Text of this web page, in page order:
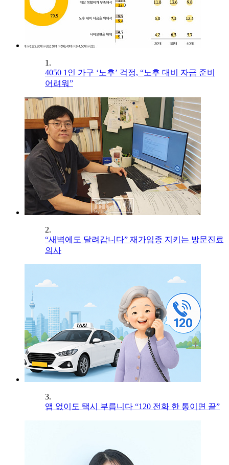
1.
4050 1인 가구 ‘노후’ 걱정, “노후 대비 자금 준비
어려워”
2.
“새벽에도 달려갑니다” 재가임종 지키는 방문진료
의사
3.
앱 없이도 택시 부릅니다 “120 전화 한 통이면 끝”